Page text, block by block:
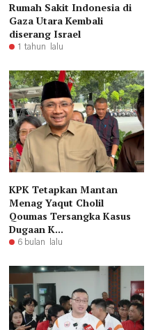
Rumah Sakit Indonesia di
Gaza Utara Kembali
diserang Israel
1 tahun lalu
KPK Tetapkan Mantan
Menag Yaqut Cholil
Qoumas Tersangka Kasus
Dugaan K...
6 bulan lalu